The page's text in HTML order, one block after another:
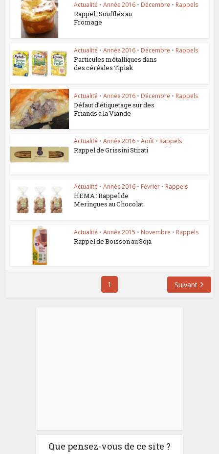
Actualité • Année 2016 • Décembre • Rappels
Rappel : Soufflés au
Fromage
Actualité • Année 2016 • Décembre • Rappels
Particules métalliques dans
des céréales Tipiak
Actualité • Année 2016 • Décembre • Rappels
Défaut d’étiquetage sur des
Friands à la Viande
Actualité • Année 2016 • Août • Rappels
Rappel de Grissini Stirati
Actualité • Année 2016 • Février • Rappels
HEMA : Rappel de
Meringues au Chocolat
Actualité • Année 2015 • Novembre • Rappels
Rappel de Boisson au Soja
1 Suivant
Que pensez-vous de ce site ?